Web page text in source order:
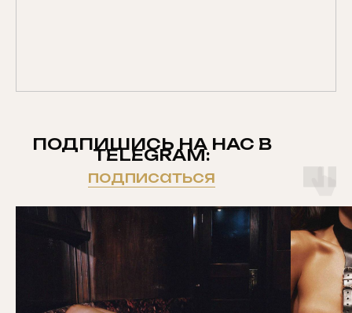
ПОДПИШИСЬ НА НАС В
TELEGRAM:
подписаться